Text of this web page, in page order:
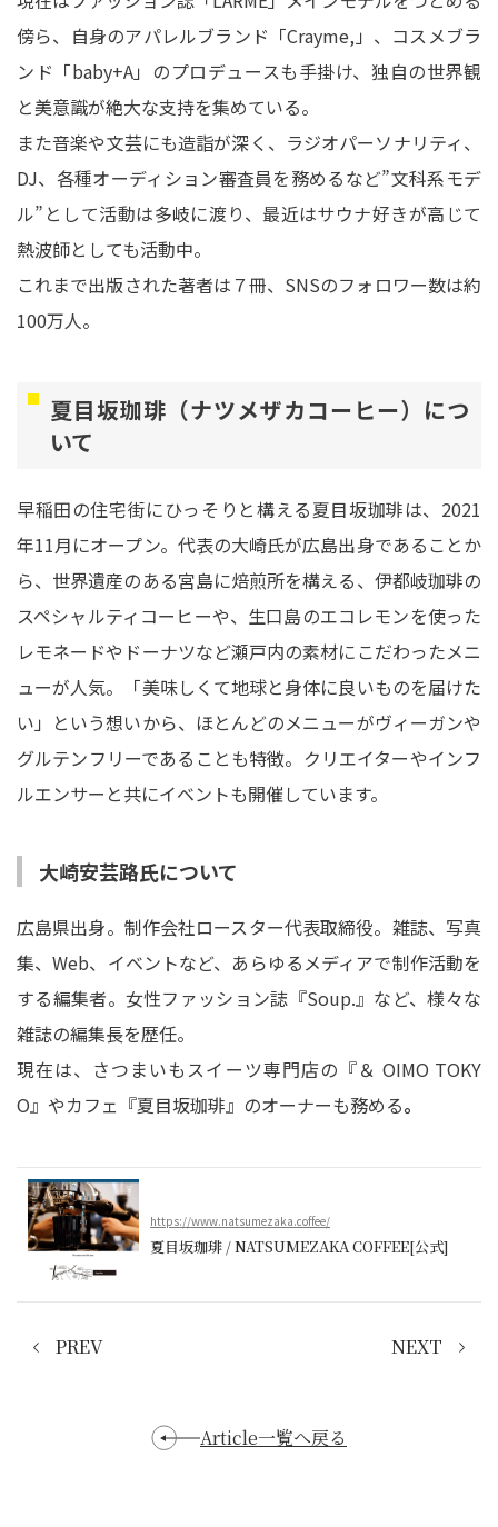
傍ら、自身のアパレルブランド「Crayme,」、コスメブラ
ンド「baby+A」のプロデュースも手掛け、独自の世界観
と美意識が絶大な支持を集めている。
また音楽や文芸にも造詣が深く、ラジオパーソナリティ、
DJ、各種オーディション審査員を務めるなど”文科系モデ
ル”として活動は多岐に渡り、最近はサウナ好きが高じて
熱波師としても活動中。
これまで出版された著者は７冊、SNSのフォロワー数は約
100万人。
夏目坂珈琲（ナツメザカコーヒー）につ
いて
早稲田の住宅街にひっそりと構える夏目坂珈琲は、2021
年11月にオープン。代表の大崎氏が広島出身であることか
ら、世界遺産のある宮島に焙煎所を構える、伊都岐珈琲の
スペシャルティコーヒーや、生口島のエコレモンを使った
レモネードやドーナツなど瀬戸内の素材にこだわったメニ
ューが人気。「美味しくて地球と身体に良いものを届けた
い」という想いから、ほとんどのメニューがヴィーガンや
グルテンフリーであることも特徴。クリエイターやインフ
ルエンサーと共にイベントも開催しています。
大崎安芸路氏について
広島県出身。制作会社ロースター代表取締役。雑誌、写真
集、Web、イベントなど、あらゆるメディアで制作活動を
する編集者。女性ファッション誌『Soup.』など、様々な
雑誌の編集長を歴任。
現在は、さつまいもスイーツ専門店の『＆ OIMO TOKY
O』やカフェ『夏目坂珈琲』のオーナーも務める。
https://www.natsumezaka.coffee/
夏目坂珈琲 / NATSUMEZAKA COFFEE[公式]
PREV NEXT
Article一覧へ戻る